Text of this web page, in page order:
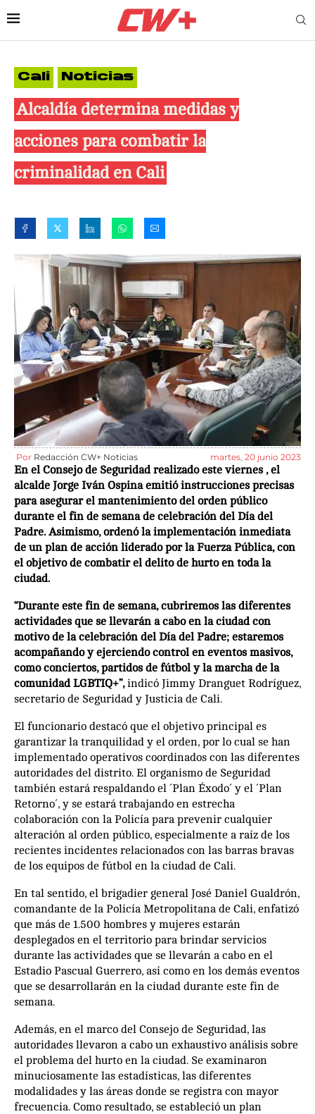
Cali Noticias
Alcaldía determina medidas y
acciones para combatir la
criminalidad en Cali
Por Redacción CW+ Noticias martes, 20 junio 2023
En el Consejo de Seguridad realizado este viernes , el
alcalde Jorge Iván Ospina emitió instrucciones precisas
para asegurar el mantenimiento del orden público
durante el fin de semana de celebración del Día del
Padre. Asimismo, ordenó la implementación inmediata
de un plan de acción liderado por la Fuerza Pública, con
el objetivo de combatir el delito de hurto en toda la
ciudad.
“Durante este fin de semana, cubriremos las diferentes
actividades que se llevarán a cabo en la ciudad con
motivo de la celebración del Día del Padre; estaremos
acompañando y ejerciendo control en eventos masivos,
como conciertos, partidos de fútbol y la marcha de la
comunidad LGBTIQ+”,indicó Jimmy Dranguet Rodríguez,
secretario de Seguridad y Justicia de Cali.
El funcionario destacó que el objetivo principal es
garantizar la tranquilidad y el orden, por lo cual se han
implementado operativos coordinados con las diferentes
autoridades del distrito. El organismo de Seguridad
también estará respaldando el ´Plan Éxodo´ y el ´Plan
Retorno´, y se estará trabajando en estrecha
colaboración con la Policía para prevenir cualquier
alteración al orden público, especialmente a raíz de los
recientes incidentes relacionados con las barras bravas
de los equipos de fútbol en la ciudad de Cali.
En tal sentido, el brigadier general José Daniel Gualdrón,
comandante de la Policía Metropolitana de Cali, enfatizó
que más de 1.500 hombres y mujeres estarán
desplegados en el territorio para brindar servicios
durante las actividades que se llevarán a cabo en el
Estadio Pascual Guerrero, así como en los demás eventos
que se desarrollarán en la ciudad durante este fin de
semana.
Además, en el marco del Consejo de Seguridad, las
autoridades llevaron a cabo un exhaustivo análisis sobre
el problema del hurto en la ciudad. Se examinaron
minuciosamente las estadísticas, las diferentes
modalidades y las áreas donde se registra con mayor
frecuencia. Como resultado, se estableció un plan